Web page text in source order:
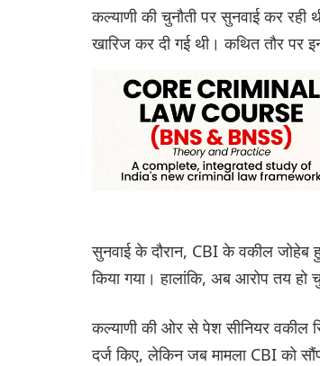
कल्याणी की चुनौती पर सुनवाई कर रही
खारिज कर दी गई थी। कथित तौर पर
सुनवाई के दौरान, CBI के वकील जोहेब
किया गया। हालांकि, अब आरोप तय हो
कल्याणी की ओर से पेश सीनियर वकील
दर्ज किए, लेकिन जब मामला CBI को